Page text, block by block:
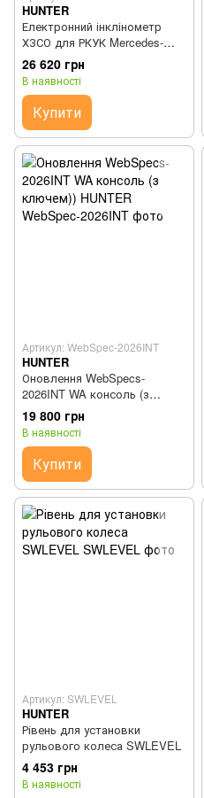
HUNTER
Електронний інклінометр
ХЗСО для РКУК Mercedes-
Benz DGTL0101
26 620 грн
В наявності
Купити
Артикул: WebSpec-2026INT
HUNTER
Оновлення WebSpecs-
2026INT WA консоль (з
ключем)) HUNTER
19 800 грн
В наявності
Купити
Артикул: SWLEVEL
HUNTER
Рівень для установки
рульового колеса SWLEVEL
4 453 грн
В наявності